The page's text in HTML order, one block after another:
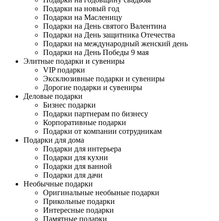
Подарки на новый год
Подарки на Масленицу
Подарки на День святого Валентина
Подарки на День защитника Отечества
Подарки на международный женский день
Подарки на День Победы 9 мая
Элитные подарки и сувениры
VIP подарки
Эксклюзивные подарки и сувениры
Дорогие подарки и сувениры
Деловые подарки
Бизнес подарки
Подарки партнерам по бизнесу
Корпоративные подарки
Подарки от компании сотрудникам
Подарки для дома
Подарки для интерьера
Подарки для кухни
Подарки для ванной
Подарки для дачи
Необычные подарки
Оригинальные необыные подарки
Прикольные подарки
Интересные подарки
Памятные подарки